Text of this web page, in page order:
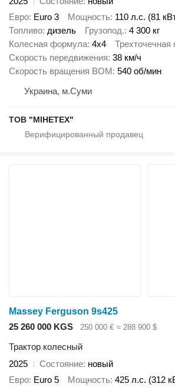
Евро Euro 3 Мощность 110 л.с. (81
Топливо дизель Грузопод. 4 300 кг
Колесная формула 4x4 Трехточечная
Скорость передвижения 38 км/ч
Скорость вращения ВОМ 540 об/мин
Украина, м.Суми
ТОВ "МІНЕТЕХ"
Massey Ferguson 9s425
25 260 000 KGS
250 000 € ≈ 288 900 $
Трактор колесный
2025
Состояние новый
Евро Euro 5 Мощность 425 л.с. (312